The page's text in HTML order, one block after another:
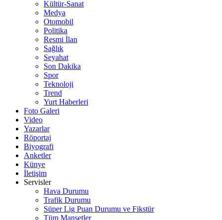
Kültür-Sanat
Medya
Otomobil
Politika
Resmi İlan
Sağlık
Seyahat
Son Dakika
Spor
Teknoloji
Trend
Yurt Haberleri
Foto Galeri
Video
Yazarlar
Röportaj
Biyografi
Anketler
Künye
İletişim
Servisler
Hava Durumu
Trafik Durumu
Süper Lig Puan Durumu ve Fikstür
Tüm Manşetler